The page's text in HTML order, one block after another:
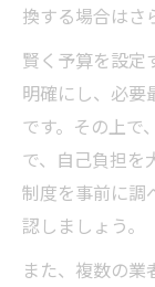
換する場合はさ
賢く予算を設定
明確にし、必要
です。その上で
で、自己負担を
制度を事前に調
認しましょう。
また、複数の業